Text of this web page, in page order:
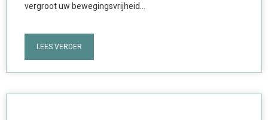
vergroot uw bewegingsvrijheid…
LEES VERDER